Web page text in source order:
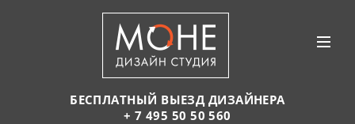
БЕСПЛАТНЫЙ ВЫЕЗД ДИЗАЙНЕРА
+ 7 495 50 50 560